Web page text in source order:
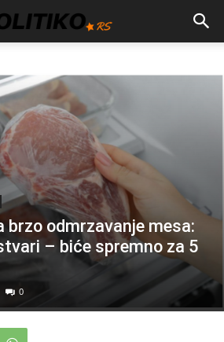
brzo odmrzavanje mesa:
– biće spremno za 5
0